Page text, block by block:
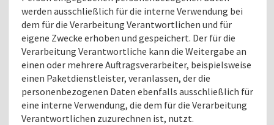
werden ausschließlich für die interne Verwendung bei
dem für die Verarbeitung Verantwortlichen und für
eigene Zwecke erhoben und gespeichert. Der für die
Verarbeitung Verantwortliche kann die Weitergabe an
einen oder mehrere Auftragsverarbeiter, beispielsweise
einen Paketdienstleister, veranlassen, der die
personenbezogenen Daten ebenfalls ausschließlich für
eine interne Verwendung, die dem für die Verarbeitung
Verantwortlichen zuzurechnen ist, nutzt.